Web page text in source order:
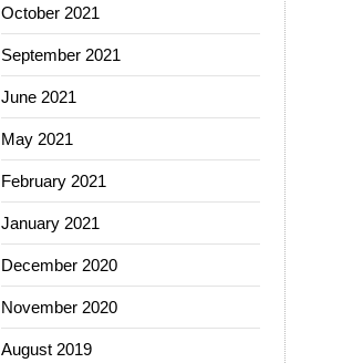
October 2021
September 2021
June 2021
May 2021
February 2021
January 2021
December 2020
November 2020
August 2019